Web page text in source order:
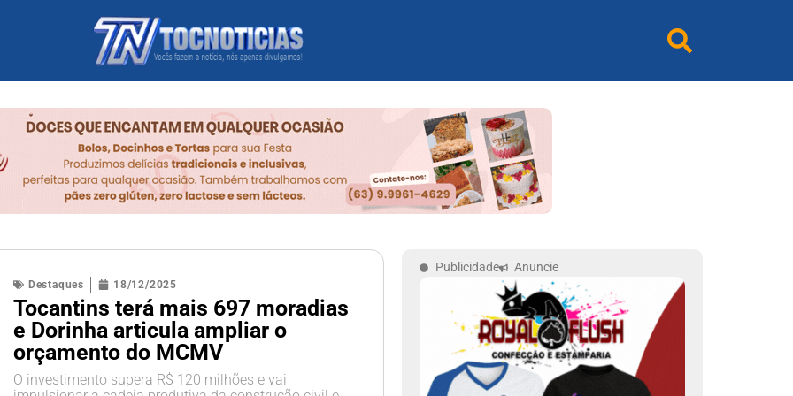
Destaques 18/12/2025
Tocantins terá mais 697 moradias
e Dorinha articula ampliar o
orçamento do MCMV
O investimento supera R$ 120 milhões e vai
Publicidade Anuncie